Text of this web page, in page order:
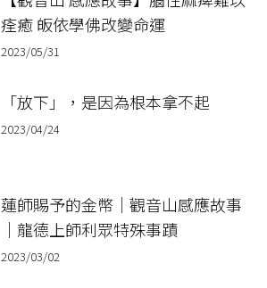
痊癒 皈依學佛改變命運
2023/05/31
「放下」，是因為根本拿不起
2023/04/24
蓮師賜予的金幣｜觀音山感應故事
｜龍德上師利眾特殊事蹟
2023/03/02